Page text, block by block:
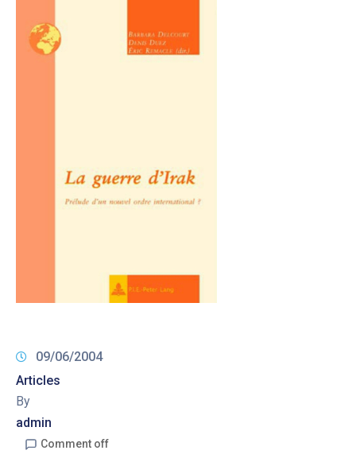
09/06/2004
Articles
By
admin
Comment off